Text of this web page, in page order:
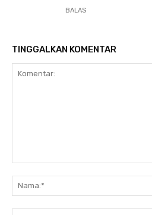
BALAS
TINGGALKAN KOMENTAR